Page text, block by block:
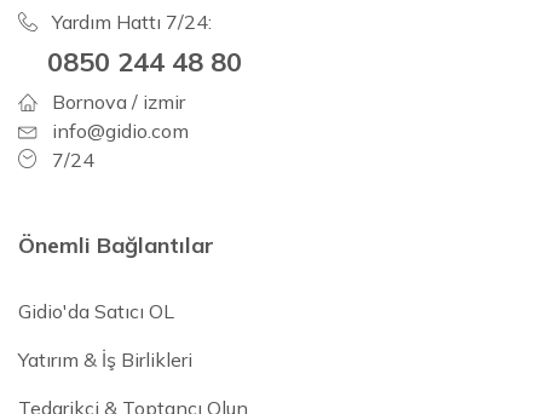
Yardım Hattı 7/24:
0850 244 48 80
Bornova / izmir
info@gidio.com
7/24
Önemli Bağlantılar
Gidio'da Satıcı OL
Yatırım & İş Birlikleri
Tedarikçi & Toptancı Olun